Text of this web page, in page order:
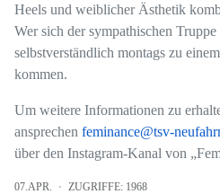
Heels und weiblicher Ästhetik
Wer sich der sympathischen
selbstverständlich montags zu
kommen.
Um weitere Informationen zu
ansprechen feminance@tsv-
über den Instagram-Kanal von
07.APR. ZUGRIFFE: 1968